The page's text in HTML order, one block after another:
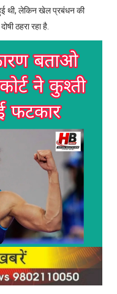
थी, लेकिन खेल प्रबंधन की
ठहरा रहा है.